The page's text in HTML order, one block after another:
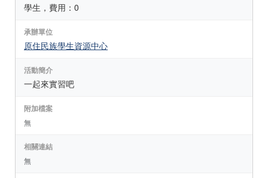
學生，費用：0
承辦單位
原住民族學生資源中心
活動簡介
一起來實習吧
附加檔案
無
相關連結
無